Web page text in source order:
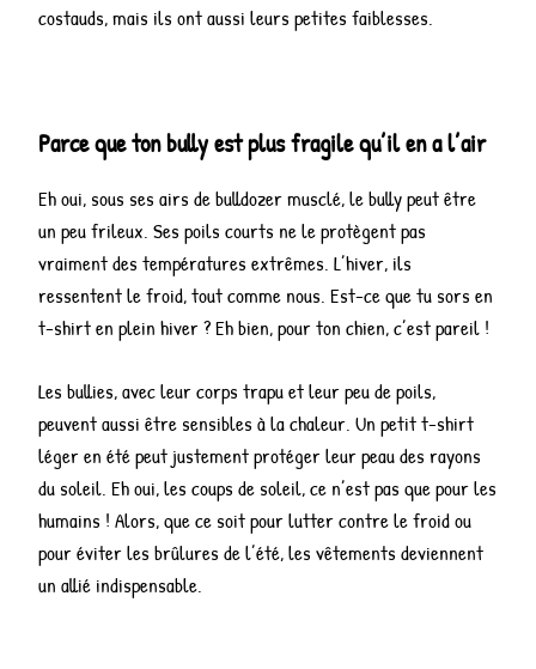
costauds, mais ils ont aussi leurs petites faiblesses.
Parce que ton bully est plus fragile qu’il en a l’air
Eh oui, sous ses airs de bulldozer musclé, le bully peut être
un peu frileux. Ses poils courts ne le protègent pas
vraiment des températures extrêmes. L’hiver, ils
ressentent le froid, tout comme nous. Est-ce que tu sors en
t-shirt en plein hiver ? Eh bien, pour ton chien, c’est pareil !
Les bullies, avec leur corps trapu et leur peu de poils,
peuvent aussi être sensibles à la chaleur. Un petit t-shirt
léger en été peut justement protéger leur peau des rayons
du soleil. Eh oui, les coups de soleil, ce n’est pas que pour les
humains ! Alors, que ce soit pour lutter contre le froid ou
pour éviter les brûlures de l’été, les vêtements deviennent
un allié indispensable.